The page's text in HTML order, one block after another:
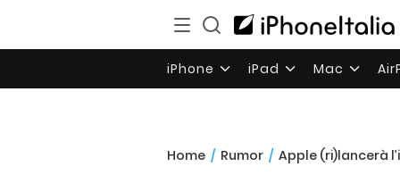
iPhone iPad Mac
Home / Rumor / Apple (ri)lancerà